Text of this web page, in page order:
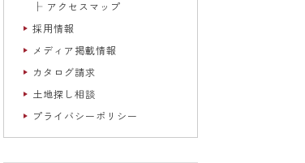
アクセスマップ
採用情報
メディア掲載情報
カタログ請求
土地探し相談
プライバシーポリシー